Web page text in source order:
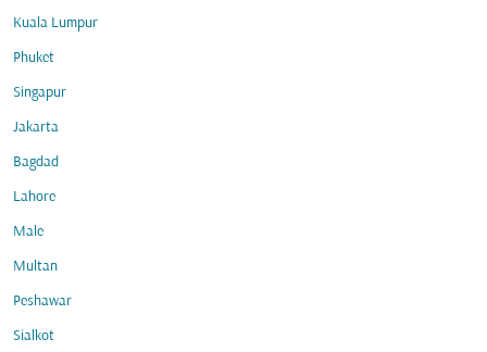
Kuala Lumpur
Phuket
Singapur
Jakarta
Bagdad
Lahore
Male
Multan
Peshawar
Sialkot